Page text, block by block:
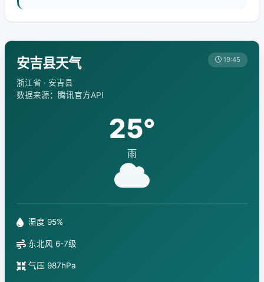
安吉县天气
浙江省 · 安吉县
数据来源：腾讯官方API
19:45
25°
雨
湿度 95%
东北风 6-7级
气压 987hPa